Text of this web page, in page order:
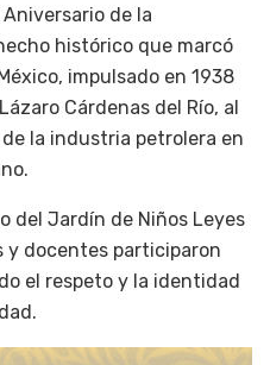
de la
histórico que marcó
impulsado en 1938
Cárdenas del Río, al
la industria petrolera en
del Jardín de Niños Leyes
y docentes participaron
el respeto y la identidad